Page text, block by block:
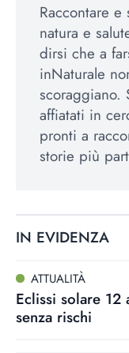
Raccontare
natura e
dirsi che a
inNaturale
scoraggiano.
affiatati in
pronti a
storie più
IN EVIDENZA
ATTUALITÀ
Eclissi solare
senza rischi